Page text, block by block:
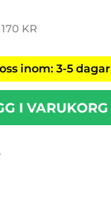
KR
inom: 3-5 dagar
I VARUKORG